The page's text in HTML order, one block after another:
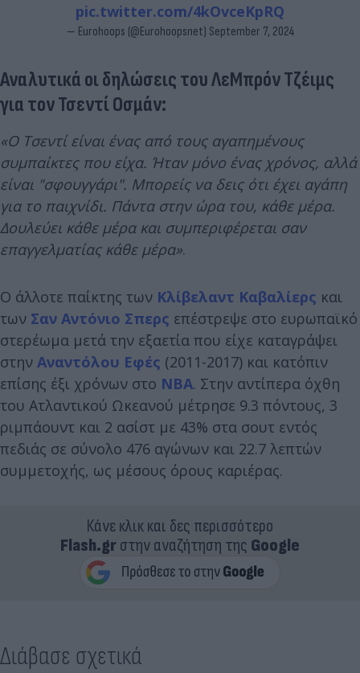
pic.twitter.com/4kOvceKpRQ
— Eurohoops (@Eurohoopsnet) September 7, 2024
Αναλυτικά οι δηλώσεις του ΛεΜπρόν Τζέιμς
για τον Τσεντί Οσμάν:
«Ο Τσεντί είναι ένας από τους αγαπημένους
συμπαίκτες που είχα. Ήταν μόνο ένας χρόνος, αλλά
είναι "σφουγγάρι". Μπορείς να δεις ότι έχει αγάπη
για το παιχνίδι. Πάντα στην ώρα του, κάθε μέρα.
Δουλεύει κάθε μέρα και συμπεριφέρεται σαν
επαγγελματίας κάθε μέρα».
Ο άλλοτε παίκτης των Κλίβελαντ Καβαλίερς και
των Σαν Αντόνιο Σπερς επέστρεψε στο ευρωπαϊκό
στερέωμα μετά την εξαετία που είχε καταγράψει
στην Αναντόλου Εφές (2011-2017) και κατόπιν
επίσης έξι χρόνων στο ΝΒΑ. Στην αντίπερα όχθη
του Ατλαντικού Ωκεανού μέτρησε 9.3 πόντους, 3
ριμπάουντ και 2 ασίστ με 43% στα σουτ εντός
πεδιάς σε σύνολο 476 αγώνων και 22.7 λεπτών
συμμετοχής, ως μέσους όρους καριέρας.
Κάνε κλικ και δες περισσότερο
Flash.grστην αναζήτηση της Google
Διάβασε σχετικά